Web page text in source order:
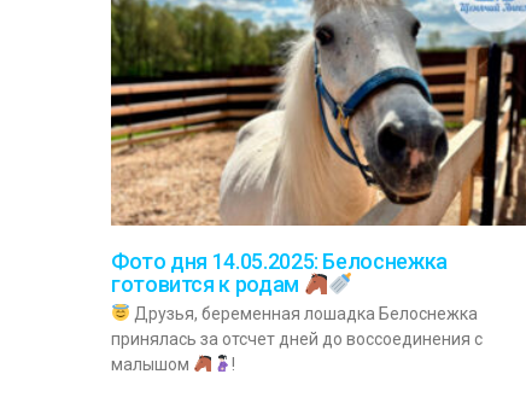
Фото дня 14.05.2025: Белоснежка
готовится к родам
Друзья, беременная лошадка Белоснежка
принялась за отсчет дней до воссоединения с
малышом
!